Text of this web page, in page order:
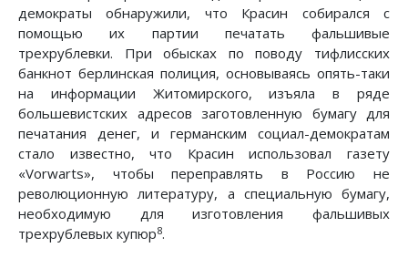
демократы обнаружили, что Красин собирался с
помощью их партии печатать фальшивые
трехрублевки. При обысках по поводу тифлисских
банкнот берлинская полиция, основываясь опять-таки
на информации Житомирского, изъяла в ряде
большевистских адресов заготовленную бумагу для
печатания денег, и германским социал-демократам
стало известно, что Красин использовал газету
«Vorwarts», чтобы переправлять в Россию не
революционную литературу, а специальную бумагу,
необходимую для изготовления фальшивых
трехрублевых купюр8.